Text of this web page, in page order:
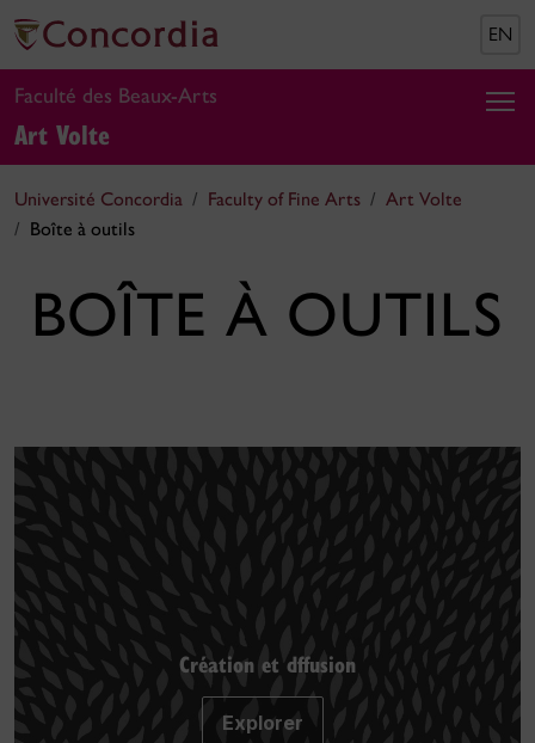
EN
Faculté des Beaux-Arts
Art Volte
Université Concordia Faculty of Fine Arts
Art Volte
Boîte à outils
BOÎTE À OUTILS
Création et dffusion
Explorer